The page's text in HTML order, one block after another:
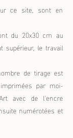
ce site, sont en
du 20x30 cm au
supérieur, le travail
de tirage est
par moi-
avec de l'encre
numérotées et